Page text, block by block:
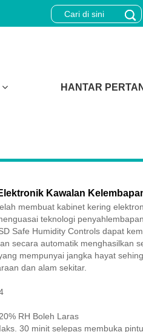
HANTAR
Kawalan
membuat kabinet kering
teknologi
Safe Humidity Controls dapat
secara automatik menghasilkan
mempunyai jangka hayat
dan alam sekitar.
RH Boleh Laras
30 minit selepas membuka